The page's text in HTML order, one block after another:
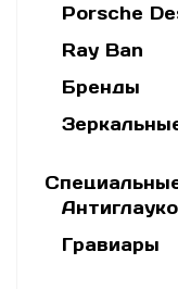
Porsche
Ray Ban
Бренды
Гравиары